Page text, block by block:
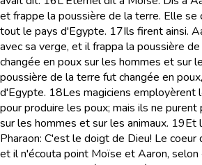
et frappe la poussière de la terre. Elle se
tout le pays d'Egypte. 17Ils firent ainsi.
avec sa verge, et il frappa la poussière
changée en poux sur les hommes et sur
poussière de la terre fut changée en
d'Egypte. 18Les magiciens employèrent
pour produire les poux; mais ils ne
sur les hommes et sur les animaux. 19Et
Pharaon: C'est le doigt de Dieu! Le coeur
et il n'écouta point Moïse et Aaron,